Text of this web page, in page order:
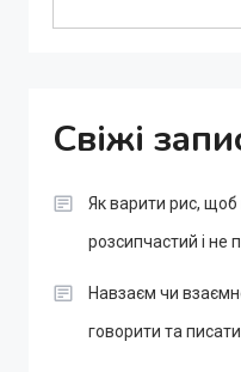
Свіжі
Як варити рис, щоб
розсипчастий і не
Навзаєм чи
говорити та